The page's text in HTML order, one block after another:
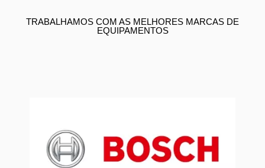
TRABALHAMOS COM AS MELHORES MARCAS DE
EQUIPAMENTOS